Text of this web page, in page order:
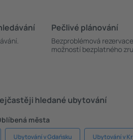
Pečlivé plánování
Bezproblémová
možností bezplatného
hledané ubytování
města
Ubytování v Gdańsku Ubytování v